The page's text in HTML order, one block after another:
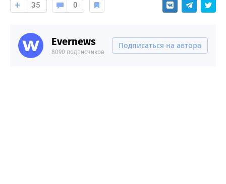
35 0
Evernews
8090 подписчиков
Подписаться на автора